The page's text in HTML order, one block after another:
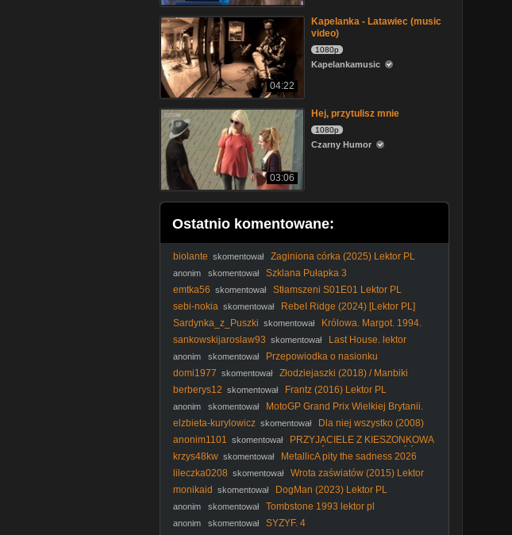
04:22
Kapelanka - Latawiec (music
video)
1080p
Kapelankamusic
03:06
Hej, przytulisz mnie
1080p
Czarny Humor
Ostatnio komentowane:
biolante skomentował Zaginiona córka (2025) Lektor PL
anonim skomentował
Szklana Pułapka 3
emtka56 skomentował
Stłamszeni S01E01 Lektor PL
sebi-nokia skomentował
RebeI Ridge (2024) [Lektor PL]
Sardynka_z_Puszki skomentował
Królowa. Margot. 1994.
Lektor.pl
sankowskijaroslaw93 skomentował Last House. lektor
anonim skomentował
Przepowiodka o nasionku
domi1977 skomentował
Złodziejaszki (2018) / Manbiki
Kazoku
berberys12 skomentował Frantz (2016) Lektor PL
anonim skomentował
MotoGP Grand Prix Wielkiej Brytanii.
SPRINT Polski komentarz 2026-08-08 16-45-26
elzbieta-kurylowicz skomentował
Dla niej wszystko (2008)
Lektor PL
anonim1101 skomentował
PRZYJACIELE Z KIESZONKOWA
| SEZON 2 | ODCINEK 26 | POWRÓT DO DOMU CZĘŚĆ 2 |
SERIAL ANIMOWANY
krzys48kw skomentował
MetallicA pity the sadness 2026
Radom Pionki Chorzów Warsaw Mars Venus fake yeah
lileczka0208 skomentował
Wrota zaświatów (2015) Lektor
PL
monikaid skomentował DogMan (2023) Lektor PL
anonim skomentował Tombstone 1993 lektor pl
anonim skomentował
SYZYF. 4